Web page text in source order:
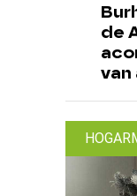
de
van